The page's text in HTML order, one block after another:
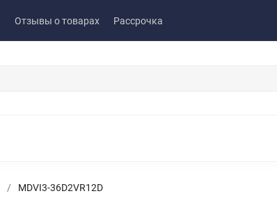
Отзывы о товарах Рассрочка
/ MDVI3-36D2VR12D